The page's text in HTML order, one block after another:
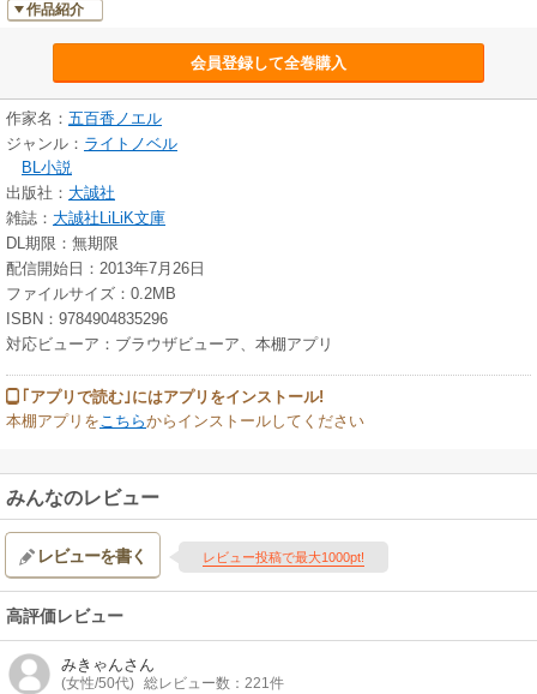
作品紹介
会員登録して全巻購入
作家名： 五百香ノエル
ジャンル： ライトノベル
BL小説
出版社： 大誠社
雑誌： 大誠社LiLiK文庫
DL期限：無期限
配信開始日：2013年7月26日
ファイルサイズ：0.2MB
ISBN：9784904835296
対応ビューア：ブラウザビューア、本棚アプリ
｢アプリで読む｣にはアプリをインストール!
本棚アプリをこちらからインストールしてください
みんなのレビュー
レビューを書く レビュー投稿で最大1000pt!
高評価レビュー
みきゃんさん
(女性/50代) 総レビュー数：221件